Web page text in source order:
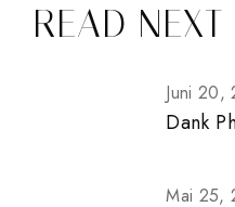
READ NEXT
Juni 20,
Dank
Mai 25,